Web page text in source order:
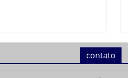
contato